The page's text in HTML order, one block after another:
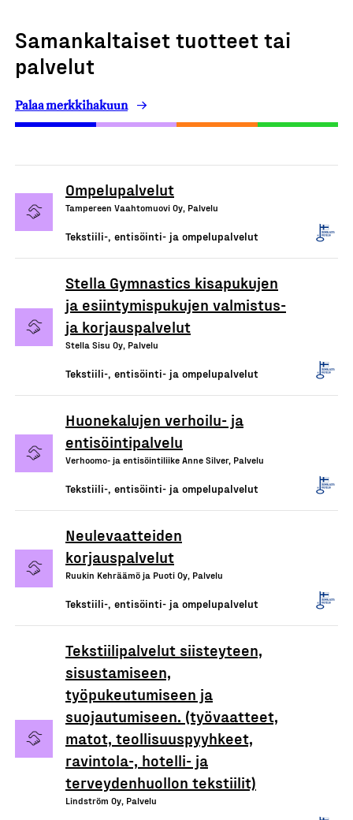
Samankaltaiset tuotteet tai
palvelut
Palaa merkkihakuun
Ompelupalvelut
Tampereen Vaahtomuovi Oy, Palvelu
Tekstiili-, entisöinti- ja ompelupalvelut
Stella Gymnastics kisapukujen
ja esiintymispukujen valmistus-
ja korjauspalvelut
Stella Sisu Oy, Palvelu
Tekstiili-, entisöinti- ja ompelupalvelut
Huonekalujen verhoilu- ja
entisöintipalvelu
Verhoomo- ja entisöintiliike Anne Silver, Palvelu
Tekstiili-, entisöinti- ja ompelupalvelut
Neulevaatteiden
korjauspalvelut
Ruukin Kehräämö ja Puoti Oy, Palvelu
Tekstiili-, entisöinti- ja ompelupalvelut
Tekstiilipalvelut siisteyteen,
sisustamiseen,
työpukeutumiseen ja
suojautumiseen. (työvaatteet,
matot, teollisuuspyyhkeet,
ravintola-, hotelli- ja
terveydenhuollon tekstiilit)
Lindström Oy, Palvelu